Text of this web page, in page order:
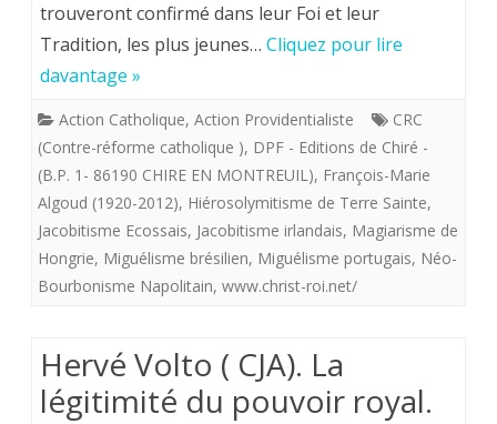
trouveront confirmé dans leur Foi et leur
Tradition, les plus jeunes… Cliquez pour lire
davantage »
Action Catholique, Action Providentialiste
CRC
(Contre-réforme catholique ), DPF - Editions de Chiré -
(B.P. 1- 86190 CHIRE EN MONTREUIL), François-Marie
Algoud (1920-2012), Hiérosolymitisme de Terre Sainte,
Jacobitisme Ecossais, Jacobitisme irlandais, Magiarisme de
Hongrie, Miguélisme brésilien, Miguélisme portugais, Néo-
Bourbonisme Napolitain, www.christ-roi.net/
Hervé Volto ( CJA). La
légitimité du pouvoir royal.